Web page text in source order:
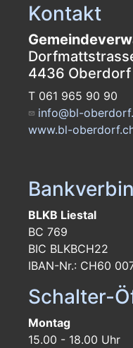
Kontakt
4436 Oberdorf
T 061 965 90 90
info@bl-
www.bl-
BLKB Liestal
BC 769
BIC BLKBCH22
IBAN-Nr.: CH60
Schalter-
Montag
15.00 - 18.00 Uhr